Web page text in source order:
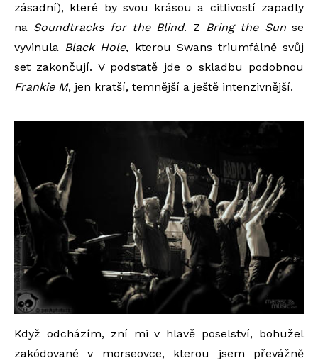
zásadní), které by svou krásou a citlivostí zapadly
na Soundtracks for the Blind. Z Bring the Sunse
vyvinula Black Hole, kterou Swans triumfálně svůj
set zakončují. V podstatě jde o skladbu podobnou
Frankie M, jen kratší, temnější a ještě intenzivnější.
Když odcházím, zní mi v hlavě poselství, bohužel
zakódované v morseovce, kterou jsem převážně